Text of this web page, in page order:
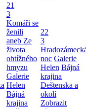
21
3
Komáři se
ženili
aneb Ze
života
obtížného
hmyzu
Galerie
Helen
Bájná
krajina
22
3
noc Galerie
Helen Bájná
krajina
Deštenska a
okolí
Zobrazit